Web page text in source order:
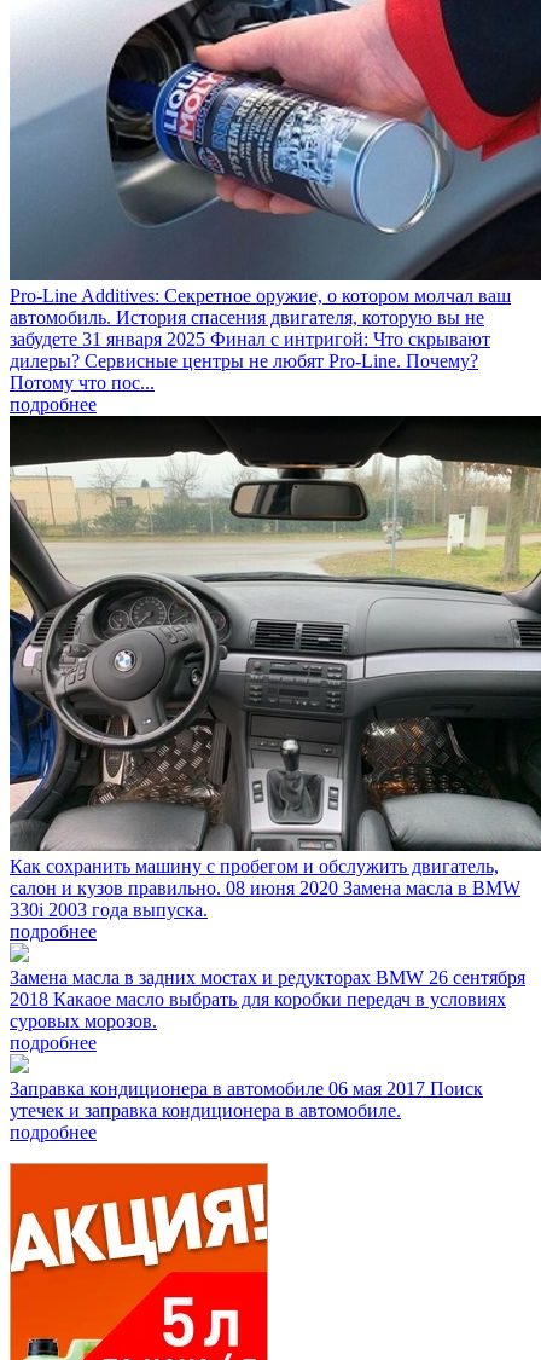
Pro-Line Additives: Секретное оружие, о котором молчал ваш
автомобиль. История спасения двигателя, которую вы не
забудете 31 января 2025 Финал с интригой: Что скрывают
дилеры? Сервисные центры не любят Pro-Line. Почему?
Потому что пос...
подробнее
Как сохранить машину с пробегом и обслужить двигатель,
салон и кузов правильно. 08 июня 2020 Замена масла в BMW
330i 2003 года выпуска.
подробнее
Замена масла в задних мостах и редукторах BMW 26 сентября
2018 Какаое масло выбрать для коробки передач в условиях
суровых морозов.
подробнее
Заправка кондиционера в автомобиле 06 мая 2017 Поиск
утечек и заправка кондиционера в автомобиле.
подробнее